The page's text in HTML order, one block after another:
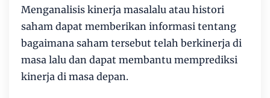
Menganalisis kinerja masalalu atau histori
saham dapat memberikan informasi tentang
bagaimana saham tersebut telah berkinerja di
masa lalu dan dapat membantu memprediksi
kinerja di masa depan.